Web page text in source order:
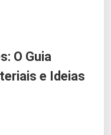
O Guia
e Ideias